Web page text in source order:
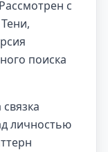
с
поиска
личностью